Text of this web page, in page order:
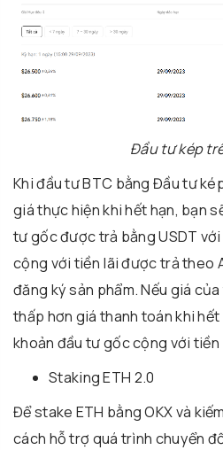
Đầu tư kép
Khi đầu tư BTC bằng Đầu tư
giá thực hiện khi hết hạn, bạn
tư gốc được trả bằng USDT
cộng với tiền lãi được trả theo
đăng ký sản phẩm. Nếu giá
thấp hơn giá thanh toán khi
khoản đầu tư gốc cộng với tiền
Staking ETH 2.0
Để stake ETH bằng OKX và
cách hỗ trợ quá trình chuyển